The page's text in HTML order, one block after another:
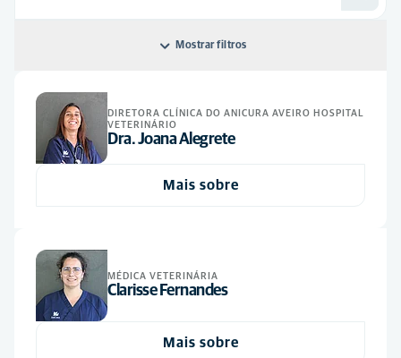
Mostrar filtros
Ordenar por: Predefinição
Predefinição
Alfabeticamente
DIRETORA CLÍNICA DO ANICURA AVEIRO HOSPITAL
VETERINÁRIO
Dra. Joana Alegrete
Mais sobre
MÉDICA VETERINÁRIA
Clarisse Fernandes
Mais sobre